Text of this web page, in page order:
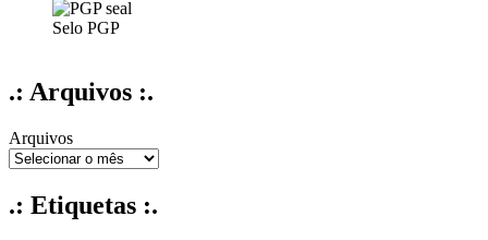
Selo PGP
.: Arquivos :.
Arquivos
.: Etiquetas :.